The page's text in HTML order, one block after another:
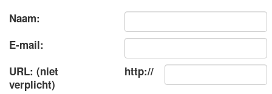
Naam:
E-mail:
URL: (niet
verplicht)
http://